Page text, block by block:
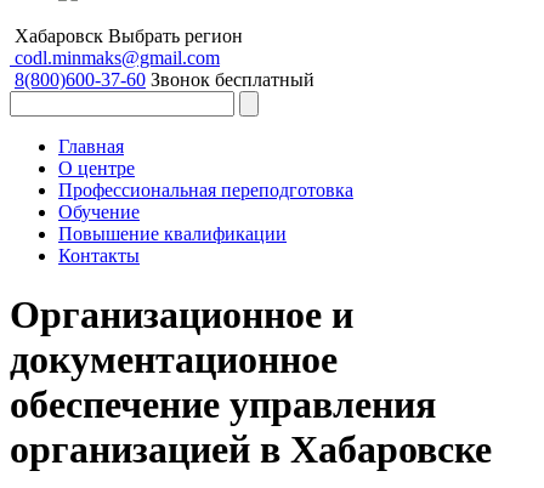
Хабаровск Выбрать регион
codl.minmaks@gmail.com
8(800)600-37-60 Звонок бесплатный
Главная
О центре
Профессиональная переподготовка
Обучение
Повышение квалификации
Контакты
Организационное и
документационное
обеспечение управления
организацией в Хабаровске